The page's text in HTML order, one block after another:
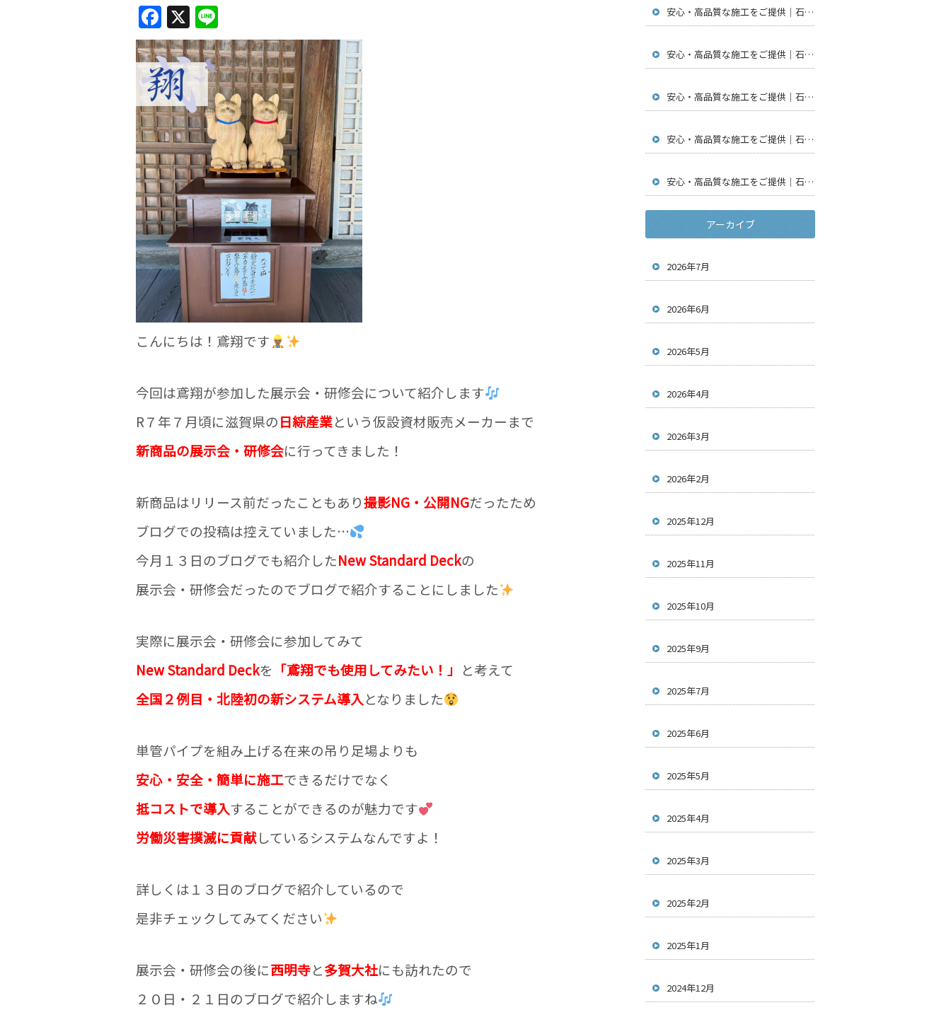
F
a
c
e
b
o
o
k
X
n
e
こんにちは！鳶翔です
今回は鳶翔が参加した展示会・研修会について紹介します
R７年７月頃に滋賀県の日綜産業という仮設資材販売メーカーまで
新商品の展示会・研修会に行ってきました！
新商品はリリース前だったこともあり撮影NG・公開NGだったため
ブログでの投稿は控えていました…
今月１３日のブログでも紹介したNew Standard Deckの
展示会・研修会だったのでブログで紹介することにしました
実際に展示会・研修会に参加してみて
New Standard Deckを 「鳶翔でも使用してみたい！」 と考えて
全国２例目・北陸初の新システム導入となりました
単管パイプを組み上げる在来の吊り足場よりも
安心・安全・簡単に施工できるだけでなく
抵コストで導入することができるのが魅力です
労働災害撲滅に貢献しているシステムなんですよ！
詳しくは１３ 日のブログで紹介しているので
是非チェックしてみてください
展示会・研修会の後に西明寺と多賀大社にも訪れたので
２０日・２１日のブログで紹介しますね
安心・高品質な施工をご提供｜石川県金沢市で仮設足場工事・通信工事・アンテナ工事は【株式会社鳶翔】
安心・高品質な施工をご提供｜石川県金沢市で仮設足場工事・通信工事・アンテナ工事は【株式会社鳶翔】
安心・高品質な施工をご提供｜石川県金沢市で仮設足場工事・通信工事・アンテナ工事は【株式会社鳶翔】
安心・高品質な施工をご提供｜石川県金沢市で仮設足場工事・通信工事・アンテナ工事は【株式会社鳶翔】
安心・高品質な施工をご提供｜石川県金沢市で仮設足場工事・通信工事・アンテナ工事は【株式会社鳶翔】
アーカイブ
2026年7月
2026年6月
2026年5月
2026年4月
2026年3月
2026年2月
2025年12月
2025年11月
2025年10月
2025年9月
2025年7月
2025年6月
2025年5月
2025年4月
2025年3月
2025年2月
2025年1月
2024年12月